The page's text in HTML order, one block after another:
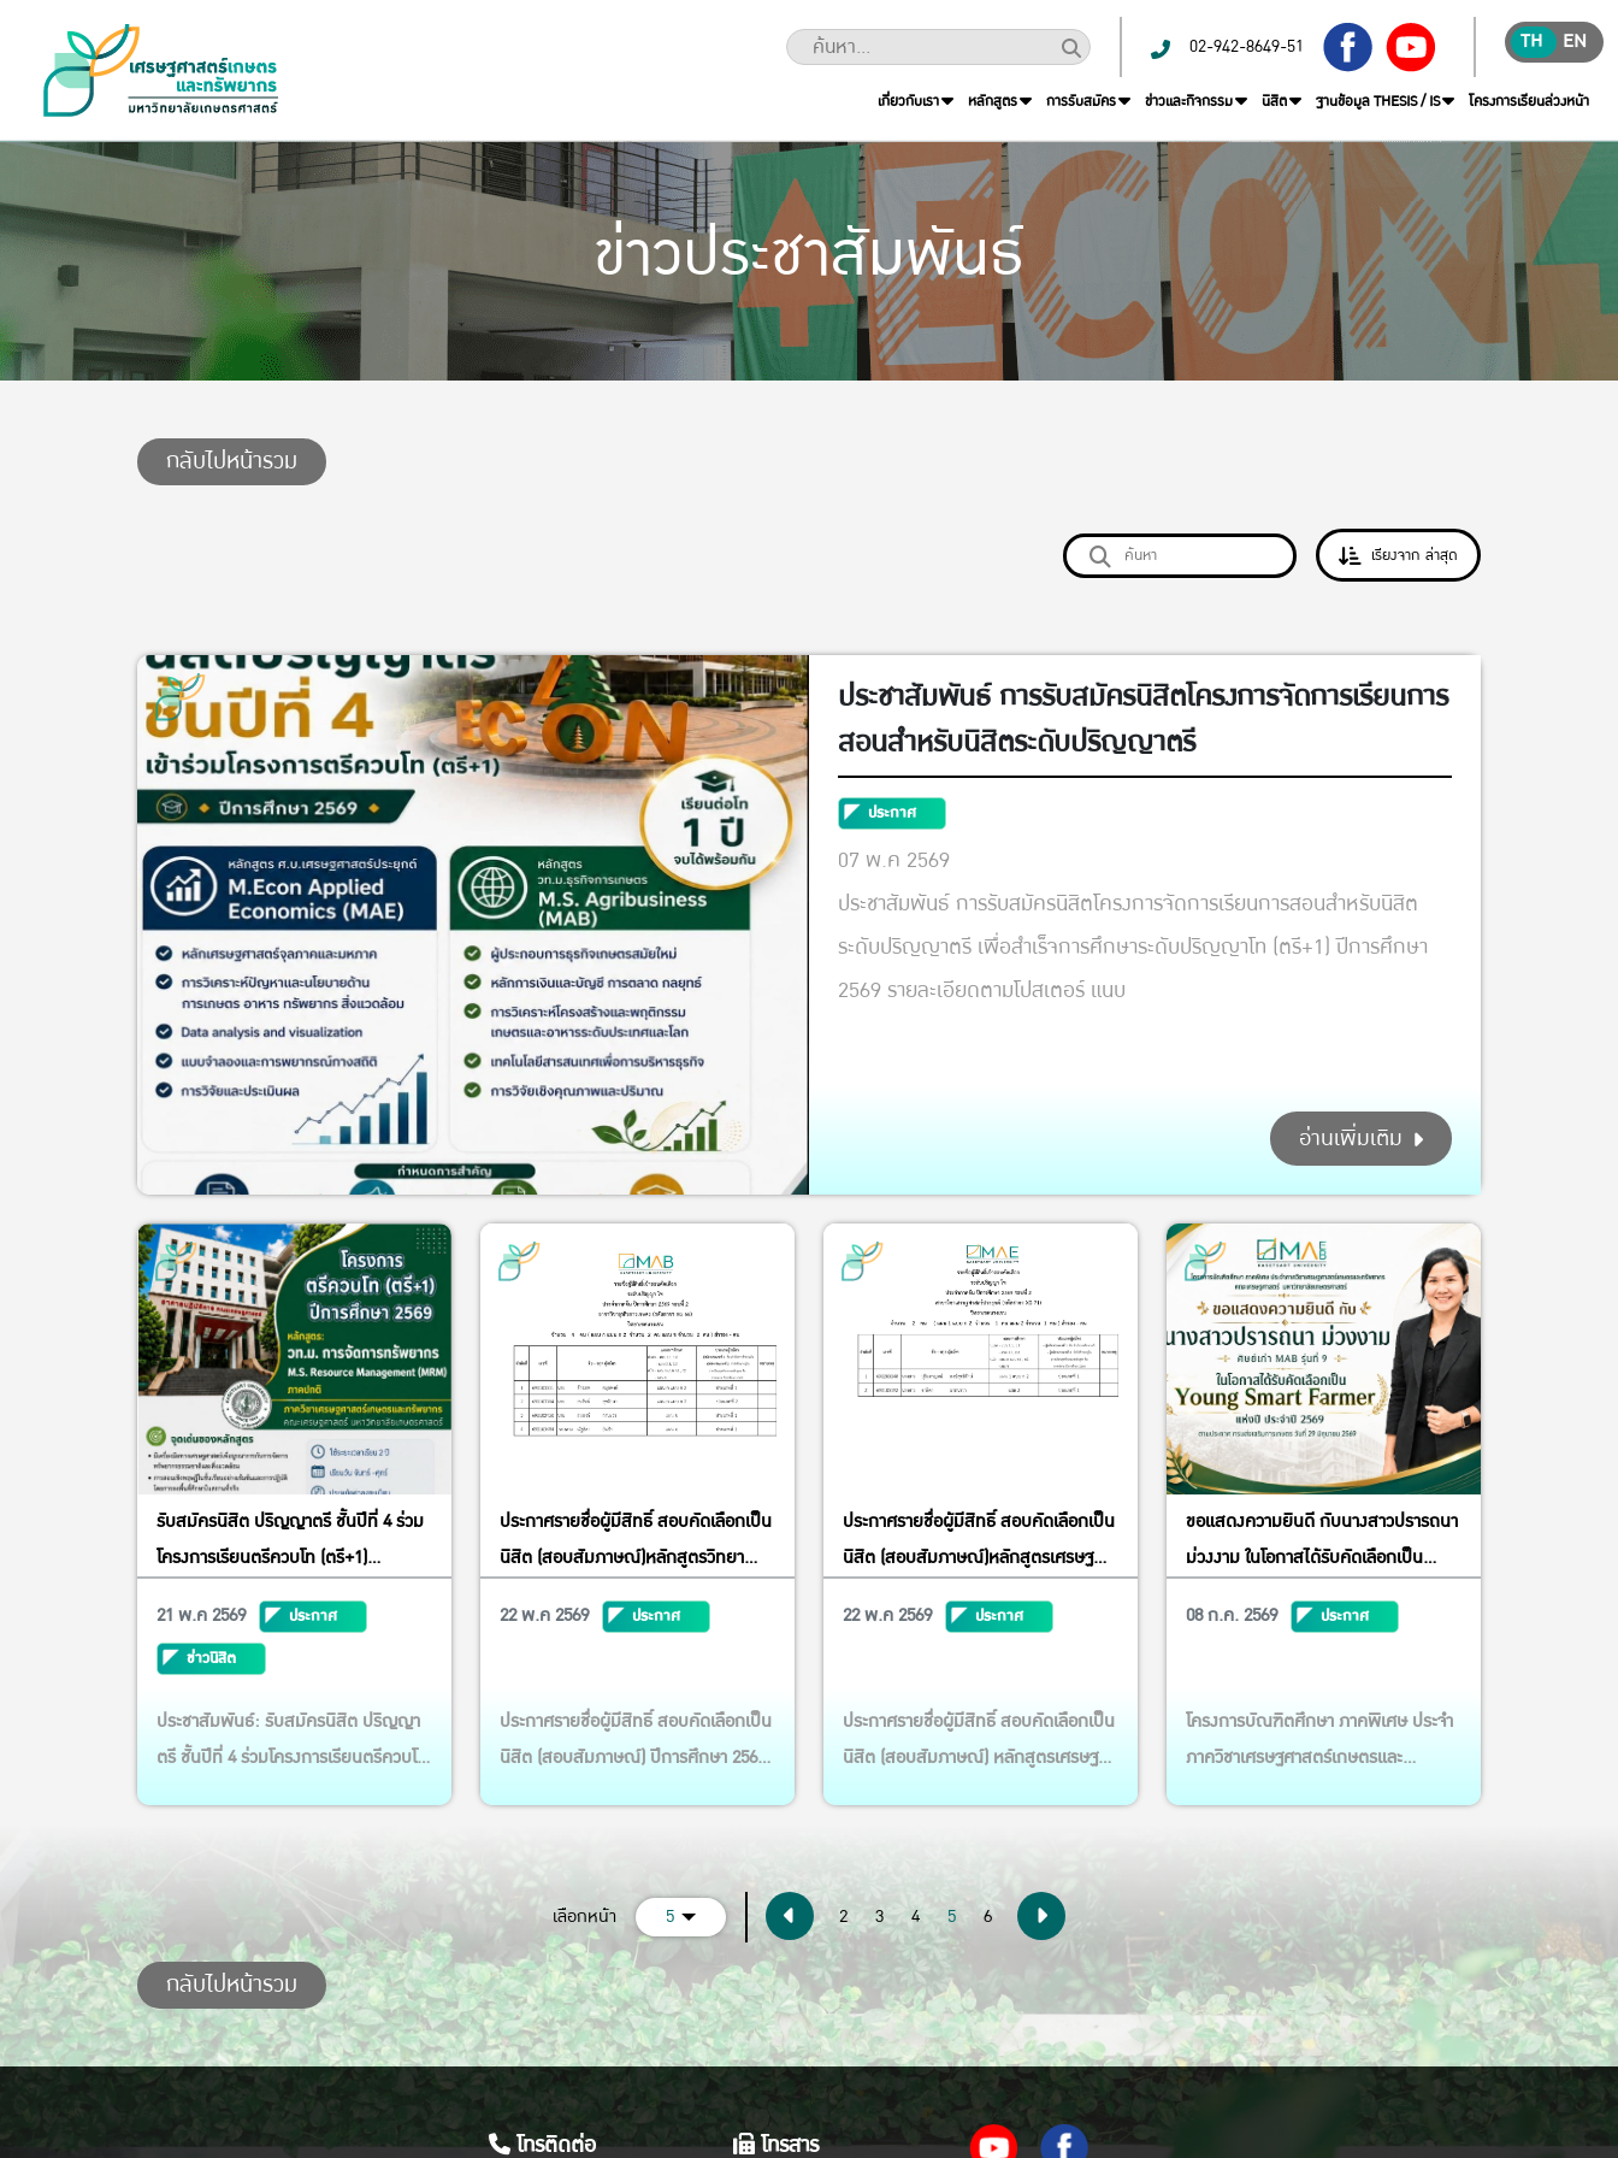
02-942-8649-51 EN
TH
เกี่ยวกับเรา หลักสูตร การรับสมัคร ข่าวและกิจกรรม นิสิต ฐานข้อมูล THESIS / IS โครงการเรียนล่วงหน้า
ข่าวประชาสัมพันธ์
กลับไปหน้ารวม
เรียงจาก ล่าสุด
ประชาสัมพันธ์ การรับสมัครนิสิตโครงการจัดการเรียนการ
สอนสำหรับนิสิตระดับปริญญาตรี
ประกาศ
07 พ.ค 2569
ประชาสัมพันธ์ การรับสมัครนิสิตโครงการจัดการเรียนการสอนสำหรับนิสิต
ระดับปริญญาตรี เพื่อสำเร็จการศึกษาระดับปริญญาโท (ตรี+1) ปีการศึกษา
2569 รายละเอียดตามโปสเตอร์ แนบ
อ่านเพิ่มเติม
รับสมัครนิสิต ปริญญาตรี ชั้นปีที่ 4 ร่วม
โครงการเรียนตรีควบโท (ตรี+1)
หลักสูตร วท.ม.การจัดการทรัพยากร
ประจำปีการศึกษา 2569
21 พ.ค 2569
ประกาศ
ข่าวนิสิต
ประชาสัมพันธ์: รับสมัครนิสิต ปริญญา
ตรี ชั้นปีที่ 4 ร่วมโครงการเรียนตรีควบโท
ประกาศรายชื่อผู้มีสิทธิ์ สอบคัดเลือกเป็น
นิสิต (สอบสัมภาษณ์)หลักสูตรวิทยา
ศาสตรมหาบัณฑิต สาขาวิชาธุรกิจ
การเกษตร MAB
22 พ.ค 2569 ประกาศ
ประกาศรายชื่อผู้มีสิทธิ์ สอบคัดเลือกเป็น
นิสิต (สอบสัมภาษณ์) ปีการศึกษา 2569
เวลาในการสัมภาษณ์ 15-20 นาที)
สัมภาษณ์ โดย อาจารย์กรรมการ โครง
การฯ สัมภาษณ์ ทางโทรศัพท์ ประกาศ
รายชื่อผู้มีสิทธ...
ประกาศรายชื่อผู้มีสิทธิ์ สอบคัดเลือกเป็น
นิสิต (สอบสัมภาษณ์)หลักสูตรเศรษฐ
ศาสตรมหาบัณฑิต สาขาวิชา
เศรษฐศาสตร์ประยุก MAE
22 พ.ค 2569 ประกาศ
ประกาศรายชื่อผู้มีสิทธิ์ สอบคัดเลือกเป็น
นิสิต (สอบสัมภาษณ์) หลักสูตรเศรษฐ
30 พฤษภาคม 2569 ตั้งแต่เวลา 09.00 น.
เป็นต้นไป (ใช้เวลาในการสัมภาษณ์ 15-20
นาที) สัมภาษณ์โดยอาจารย์กรรมการโค
รงการฯ (สัมภาษณ์ทางโทรศ...
ขอแสดงความยินดี กับนางสาวปรารถนา
ม่วงงาม ในโอกาสได้รับคัดเลือกเป็น
Young Smart Farmer แห่งปี ประจำปี
2569
08 ก.ค. 2569 ประกาศ
โครงการบัณฑิตศึกษา ภาคพิเศษ ประจำ
ภาควิชาเศรษฐศาสตร์เกษตรและ
ศิษย์เก่า MAB รุ่่นที่ 9 Pradtana
Muang-ngam ในโอกาสได้รับคัดเลือก
เป็น Young Smart Farmer แห่งปี
ประจำปี 2569 ตามประกาศ กรมส่งเสริม
การเกษตร วันที่ 29 ...
เลือกหน้า 5 2 3 4 5(current)
6
กลับไปหน้ารวม
โทรติดต่อ โทรสาร